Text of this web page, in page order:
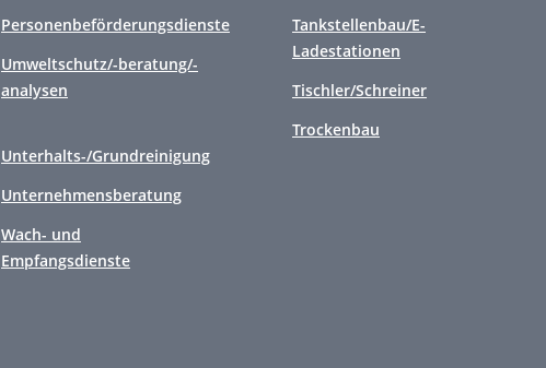
Personenbeförderungsdienste
Umweltschutz/-beratung/-
analysen
Unterhalts-/Grundreinigung
Unternehmensberatung
Wach- und
Empfangsdienste
Tankstellenbau/E-
Ladestationen
Tischler/Schreiner
Trockenbau